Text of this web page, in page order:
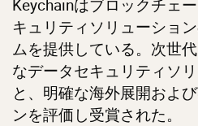
Keychainはブロックチェ
キュリティソリューショ
ムを提供している。次世
なデータセキュリティソ
と、明確な海外展開およ
ンを評価し受賞された。